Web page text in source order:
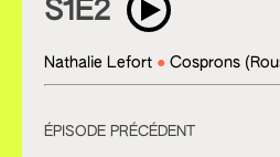
S1E2
Nathalie Lefort Cosprons
ÉPISODE PRÉCÉDENT